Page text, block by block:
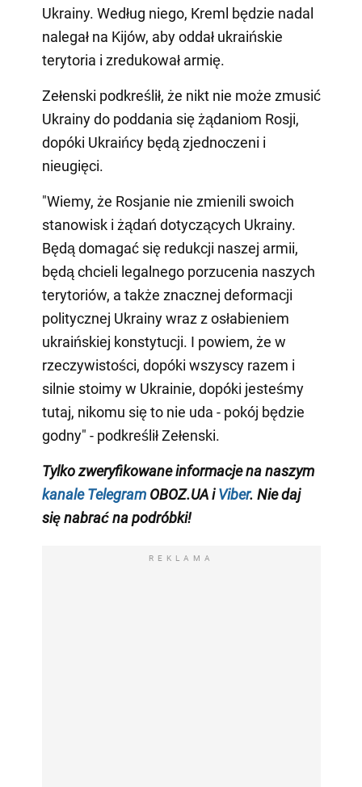
Ukrainy. Według niego, Kreml będzie nadal
nalegał na Kijów, aby oddał ukraińskie
terytoria i zredukował armię.
Zełenski podkreślił, że nikt nie może zmusić
Ukrainy do poddania się żądaniom Rosji,
dopóki Ukraińcy będą zjednoczeni i
nieugięci.
"Wiemy, że Rosjanie nie zmienili swoich
stanowisk i żądań dotyczących Ukrainy.
Będą domagać się redukcji naszej armii,
będą chcieli legalnego porzucenia naszych
terytoriów, a także znacznej deformacji
politycznej Ukrainy wraz z osłabieniem
ukraińskiej konstytucji. I powiem, że w
rzeczywistości, dopóki wszyscy razem i
silnie stoimy w Ukrainie, dopóki jesteśmy
tutaj, nikomu się to nie uda - pokój będzie
godny" - podkreślił Zełenski.
Tylko zweryfikowane informacje na naszym
kanale TelegramOBOZ.UA iViber. Nie daj
się nabrać na podróbki!
REKLAMA